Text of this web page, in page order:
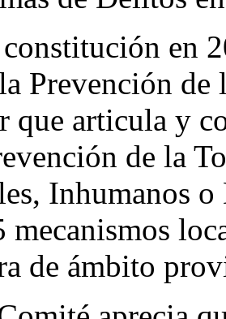
en
Prevención de
que articula y
de la
Inhumanos
mecanismos
de ámbito